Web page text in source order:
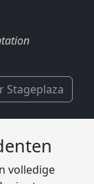
Stageplaza
volledige